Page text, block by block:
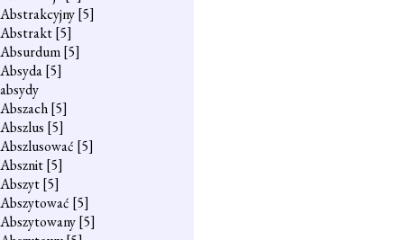
Abstrakcyjny[5]
Abstrakt[5]
Absurdum[5]
Absyda[5]
absydy
Abszach[5]
Abszlus [5]
Abszlusować [5]
Absznit[5]
Abszyt[5]
Abszytować [5]
Abszytowany[5]